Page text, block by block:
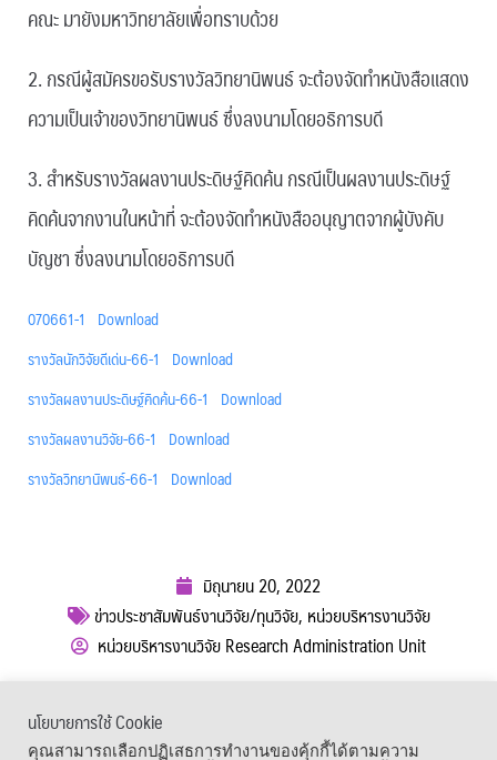
คณะ มายังมหาวิทยาลัยเพื่อทราบด้วย
2. กรณีผู้สมัครขอรับรางวัลวิทยานิพนธ์ จะต้องจัดทำหนังสือแสดง
ความเป็นเจ้าของวิทยานิพนธ์ ซึ่งลงนามโดยอธิการบดี
3. สำหรับรางวัลผลงานประดิษฐ์คิดค้น กรณีเป็นผลงานประดิษฐ์
คิดค้นจากงานในหน้าที่ จะต้องจัดทำหนังสืออนุญาตจากผู้บังคับ
บัญชา ซึ่งลงนามโดยอธิการบดี
070661-1 Download
รางวัลนักวิจัยดีเด่น-66-1 Download
รางวัลผลงานประดิษฐ์คิดค้น-66-1 Download
รางวัลผลงานวิจัย-66-1 Download
รางวัลวิทยานิพนธ์-66-1 Download
มิถุนายน 20, 2022
ข่าวประชาสัมพันธ์งานวิจัย/ทุนวิจัย, หน่วยบริหารงานวิจัย
หน่วยบริหารงานวิจัย Research Administration Unit
เมนูลัด
นโยบายการใช้ Cookie
คุณสามารถเลือกปฏิเสธการทำงานของคุ้กกี้ได้ตามความ